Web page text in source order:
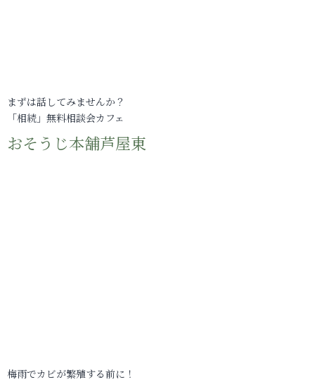
まずは話してみませんか？
「相続」無料相談会カフェ
おそうじ本舗芦屋東
梅雨でカビが繁殖する前に！